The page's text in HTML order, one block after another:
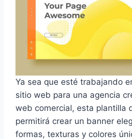
Ya sea que esté trabajando
sitio web para una agencia
web comercial, esta plantilla
permitirá crear un banner
formas, texturas y colores